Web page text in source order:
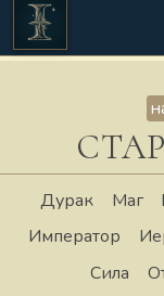
Дурак Маг
Император
Сила